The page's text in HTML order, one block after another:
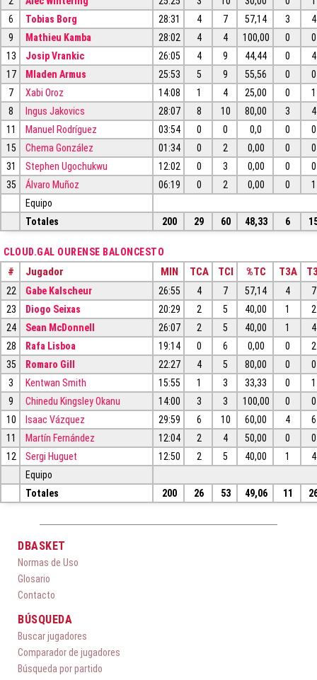
6
Tobias Borg 28:31 4 7 57,14 3
4
9
Mathieu Kamba 28:02 4 4 100,00 0
0
13
Josip Vrankic 26:05 4 9 44,44 0
4
17
Mladen Armus 25:53 5 9 55,56 0
0
7
Xabi Oroz 14:08 1 4 25,00 0
1
8
Ingus Jakovics 28:07 8 10 80,00 3
4
11
Manuel Rodríguez 03:54 0 0 0,0 0
0
15
Chema González 01:34 0 2 0,00 0
0
31
Stephen Ugochukwu 12:02 0 3 0,00 0
0
35
Álvaro Muñoz 06:19 0 2 0,00 0
1
Equipo
Totales
200 29 60 48,33 6
CLOUD.GAL OURENSE BALONCESTO
# Jugador MIN TCA TCI %TC T3A
22 Gabe Kalscheur 26:55 4 7 57,14 4
7
23
Diogo Seixas 20:29 2 5 40,00 1
2
24
Sean McDonnell 26:07 2 5 40,00 1
4
28
Rafa Lisboa 19:14 0 6 0,00 0
2
35
Romaro Gill 22:27 4 5 80,00 0
0
3
Kentwan Smith 15:55 1 3 33,33 0
1
9
Chinedu Kingsley Okanu 14:00 3 3 100,00 0
0
10
Isaac Vázquez 29:59 6 10 60,00 4
6
11
Martín Fernández 12:04 2 4 50,00 0
0
12
Sergi Huguet 12:50 2 5 40,00 1
4
Equipo
Totales
200 26 53 49,06 11
DBASKET
Normas de Uso
Glosario
Contacto
BÚSQUEDA
Buscar jugadores
Comparador de jugadores
Búsqueda por partido